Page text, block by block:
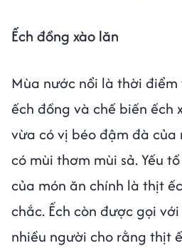
Ếch đồng xào lăn
Mùa nước nổi là thời
ếch đồng và chế biến ếch
vừa có vị béo đậm đà
có mùi thơm mùi sả. Yếu
của món ăn chính là thịt
chắc. Ếch còn được gọi
nhiều người cho rằng thịt